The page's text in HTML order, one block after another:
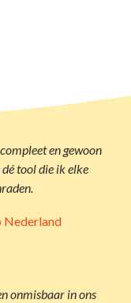
en gewoon
tool die ik elke
Nederland
onmisbaar in ons